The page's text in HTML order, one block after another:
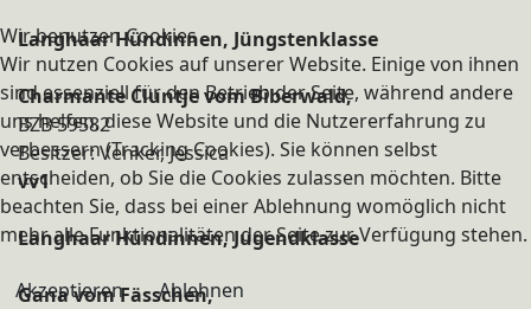
Langhaar Hündinnen, Jüngstenklasse
Charmante Cluntje vom Biberwald,
BZB 59582
Besitzer: Venker, Jessica
vv1
Langhaar Hündinnen, Jugendklasse
Gana vom Fässchen,
Wir benutzen Cookies
Wir nutzen Cookies auf unserer Website. Einige von ihnen
sind essenziell für den Betrieb der Seite, während andere
uns helfen, diese Website und die Nutzererfahrung zu
verbessern (Tracking Cookies). Sie können selbst
entscheiden, ob Sie die Cookies zulassen möchten. Bitte
beachten Sie, dass bei einer Ablehnung womöglich nicht
mehr alle Funktionalitäten der Seite zur Verfügung stehen.
Akzeptieren Ablehnen